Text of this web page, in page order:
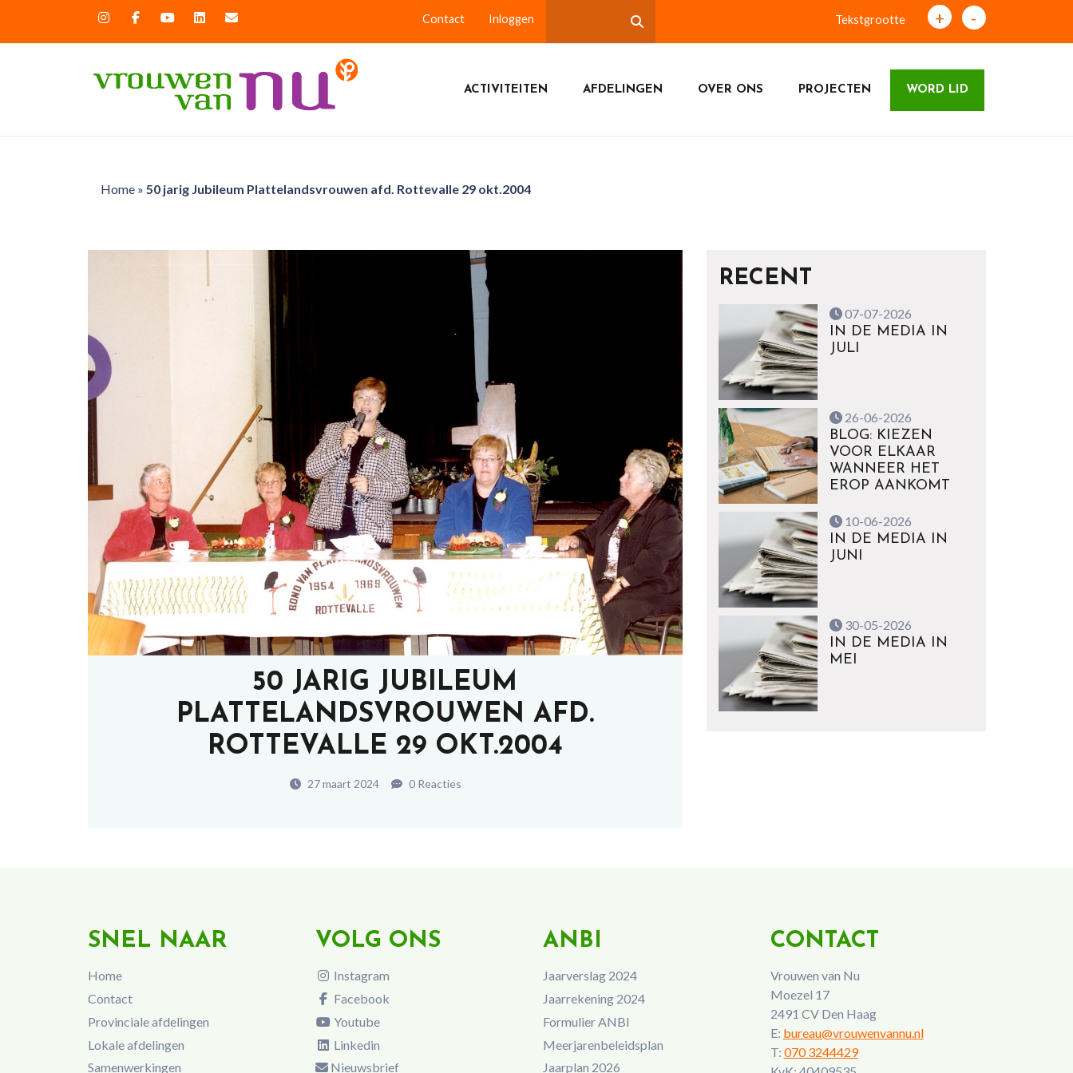
Contact Inloggen Tekstgrootte + -
ACTIVITEITEN AFDELINGEN OVER ONS PROJECTEN WORD LID
Home» 50 jarig Jubileum Plattelandsvrouwen afd. Rottevalle 29 okt.2004
50 JARIG JUBILEUM
PLATTELANDSVROUWEN AFD.
ROTTEVALLE 29 OKT.2004
27 maart 2024 0 Reacties
RECENT
07-07-2026
IN DE MEDIA IN
JULI
26-06-2026
BLOG: KIEZEN
VOOR ELKAAR
WANNEER HET
EROP AANKOMT
10-06-2026
IN DE MEDIA IN
JUNI
30-05-2026
IN DE MEDIA IN
MEI
SNEL NAAR
Home
Contact
Provinciale afdelingen
Lokale afdelingen
Samenwerkingen
VOLG ONS
Instagram
Facebook
Youtube
Linkedin
Nieuwsbrief
ANBI
Jaarverslag 2024
Jaarrekening 2024
Formulier ANBI
Meerjarenbeleidsplan
Jaarplan 2026
CONTACT
Vrouwen van Nu
Moezel 17
2491 CV Den Haag
E: bureau@vrouwenvannu.nl
T: 070 3244429